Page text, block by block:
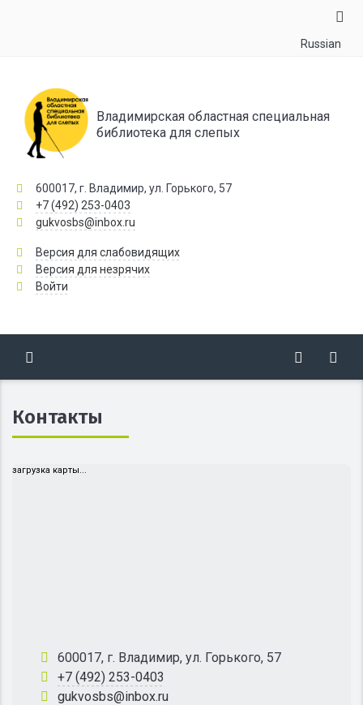
Russian
Владимирская областная специальная
библиотека для слепых
600017, г. Владимир, ул. Горького, 57
+7 (492) 253-0403
gukvosbs@inbox.ru
Версия для слабовидящих
Версия для незрячих
Войти
Контакты
загрузка карты...
600017, г. Владимир, ул. Горького, 57
+7 (492) 253-0403
gukvosbs@inbox.ru